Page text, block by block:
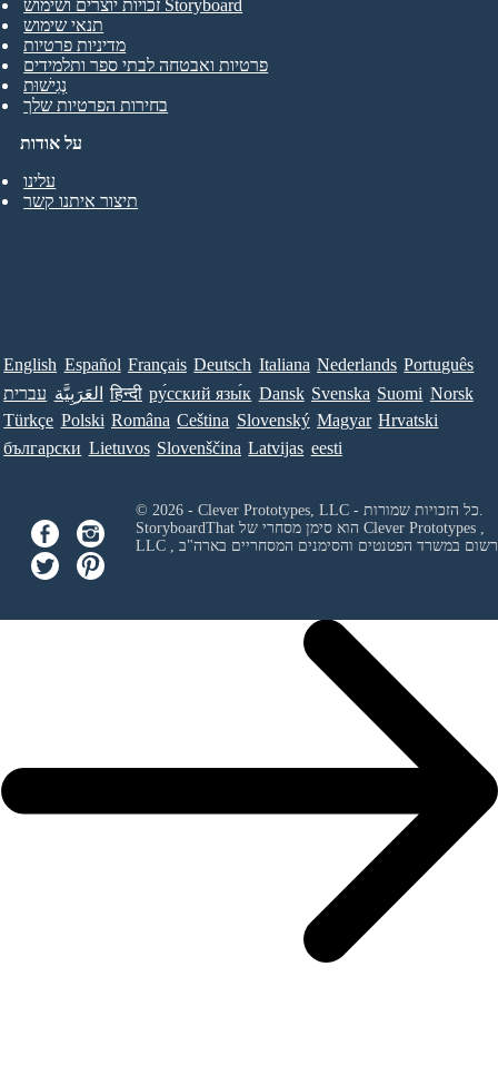
על אודות
עלינו
תיצור איתנו קשר
זכויות יוצרים ושימוש Storyboard
תנאי שימוש
מדיניות פרטיות
פרטיות ואבטחה לבתי ספר ותלמידים
נְגִישׁוּת
בחירות הפרטיות שלך
English Español Français Deutsch Italiana Nederlands Português
עברית العَرَبِيَّة हिन्दी ру́сский язы́к Dansk Svenska Suomi Norsk
Türkçe Polski Româna Ceština Slovenský Magyar Hrvatski
български Lietuvos Slovenščina Latvijas eesti
Clever Prototypes ,
LLC
ורשום במשרד הפטנטים והסימנים המסחריים בארה"ב